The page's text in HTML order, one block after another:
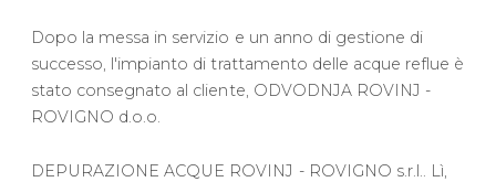
Dopo la messa in servizio e un anno di gestione di
successo, l'impianto di trattamento delle acque reflue è
stato consegnato al cliente, ODVODNJA ROVINJ -
ROVIGNO d.o.o.
DEPURAZIONE ACQUE ROVINJ - ROVIGNO s.r.l.. Lì,